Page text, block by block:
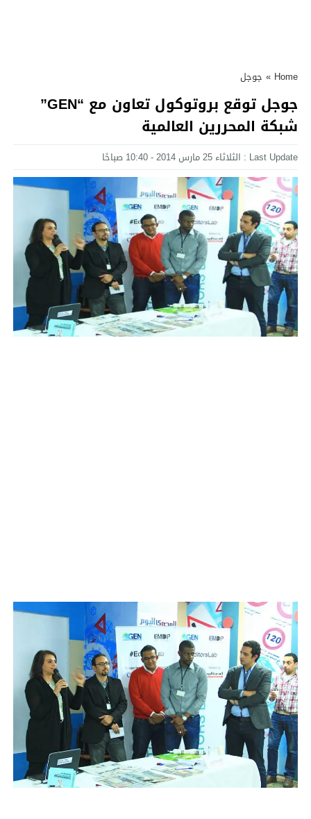
Home
» جوجل
جوجل توقع بروتوكول تعاون مع “GEN”
شبكة المحررين العالمية
Last Update : الثلاثاء 25 مارس 2014 - 10:40 صباحًا